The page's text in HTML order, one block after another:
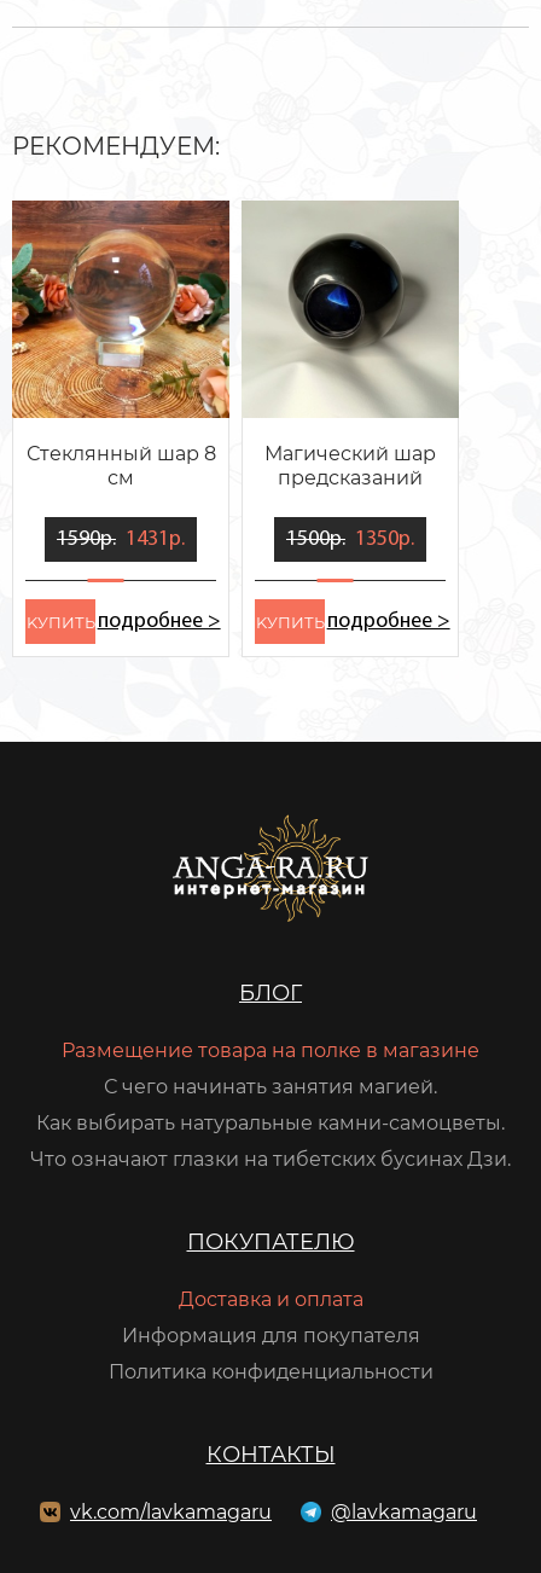
РЕКОМЕНДУЕМ:
Стеклянный шар 8
см
1590р. 1431р.
KУПИТЬ подробнее >
Магический шар
предсказаний
1500р. 1350р.
KУПИТЬ подробнее >
БЛОГ
Размещение товара на полке в магазине
С чего начинать занятия магией.
Как выбирать натуральные камни-самоцветы.
Что означают глазки на тибетских бусинах Дзи.
ПОКУПАТЕЛЮ
Доставка и оплата
Информация для покупателя
Политика конфиденциальности
КОНТАКТЫ
vk.com/lavkamagaru @lavkamagaru